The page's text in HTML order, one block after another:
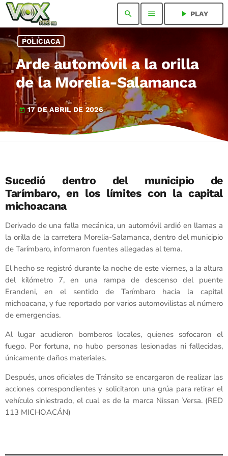
search menu play_arrow PLAY
POLICIACA
Arde automóvil a la orilla
de la Morelia-Salamanca
today 17 DE ABRIL DE 2026
Sucedió dentro del municipio de
Tarímbaro, en los límites con la capital
michoacana
Derivado de una falla mecánica, un automóvil ardió en llamas a
la orilla de la carretera Morelia-Salamanca, dentro del municipio
de Tarímbaro, informaron fuentes allegadas al tema.
El hecho se registró durante la noche de este viernes, a la altura
del kilómetro 7, en una rampa de descenso del puente
Erandeni, en el sentido de Tarímbaro hacia la capital
michoacana, y fue reportado por varios automovilistas al número
de emergencias.
Al lugar acudieron bomberos locales, quienes sofocaron el
fuego. Por fortuna, no hubo personas lesionadas ni fallecidas,
únicamente daños materiales.
Después, unos oficiales de Tránsito se encargaron de realizar las
acciones correspondientes y solicitaron una grúa para retirar el
vehículo siniestrado, el cual es de la marca Nissan Versa. (RED
113 MICHOACÁN)